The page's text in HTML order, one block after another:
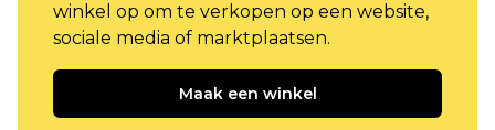
winkel op om te verkopen op een website,
sociale media of marktplaatsen.
Maak een winkel